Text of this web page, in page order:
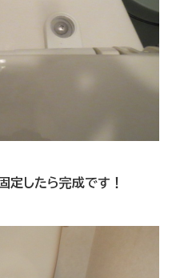
定したら完成です！